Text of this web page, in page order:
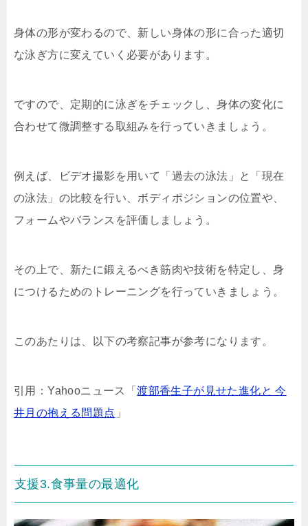
身体の形が変わるので、新しい身体の形に合った適切
な泳ぎ方に変えていく必要があります。
ですので、定期的に泳ぎをチェックし、身体の変化に
合わせて微調整する取組みを行っていきましょう。
例えば、ビデオ撮影を用いて「過去の泳法」と「現在
の泳法」の比較を行い、ボディポジションの位置や、
フォームやバランスを評価しましょう。
その上で、新たに鍛えるべき筋肉や技術を特定し、身
につけるためのトレーニングを行っていきましょう。
このあたりは、以下の考察記事が参考になります。
引用：Yahooニュース「渡部香生子が見せた進化と 今
井月の抱える問題点 」
支援3.食事量の最適化